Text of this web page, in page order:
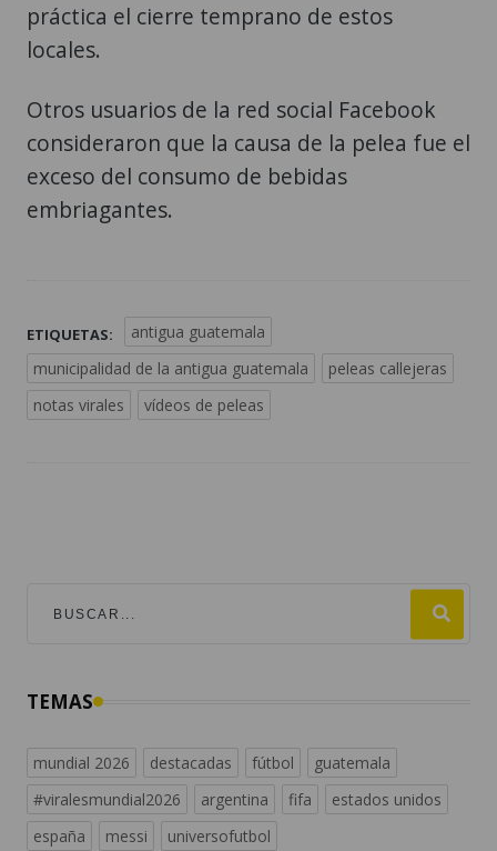
práctica el cierre temprano de estos
locales.
Otros usuarios de la red social Facebook
consideraron que la causa de la pelea fue el
exceso del consumo de bebidas
embriagantes.
ETIQUETAS:
antigua guatemala
municipalidad de la antigua guatemala
peleas callejeras
notas virales
vídeos de peleas
TEMAS
mundial 2026 destacadas fútbol
guatemala
#viralesmundial2026
argentina fifa
estados unidos
españa
messi universofutbol